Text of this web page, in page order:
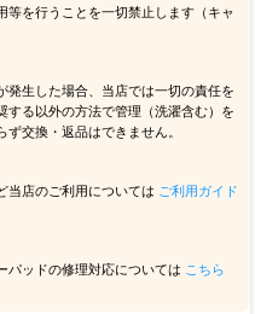
等を行うことを一切禁止します（キャ
発生した場合、当店では一切の責任を
する以外の方法で管理（洗濯含む）を
交換・返品はできません。
当店のご利用については ご利用ガイド
パッドの修理対応については こちら